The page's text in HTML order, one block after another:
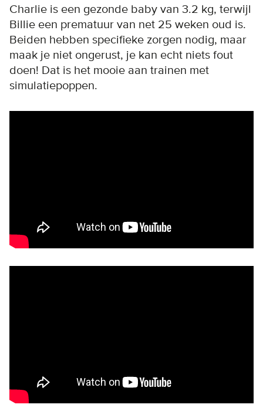
Charlie is een gezonde baby van 3.2 kg, terwijl
Billie een prematuur van net 25 weken oud is.
Beiden hebben specifieke zorgen nodig, maar
maak je niet ongerust, je kan echt niets fout
doen! Dat is het mooie aan trainen met
simulatiepoppen.